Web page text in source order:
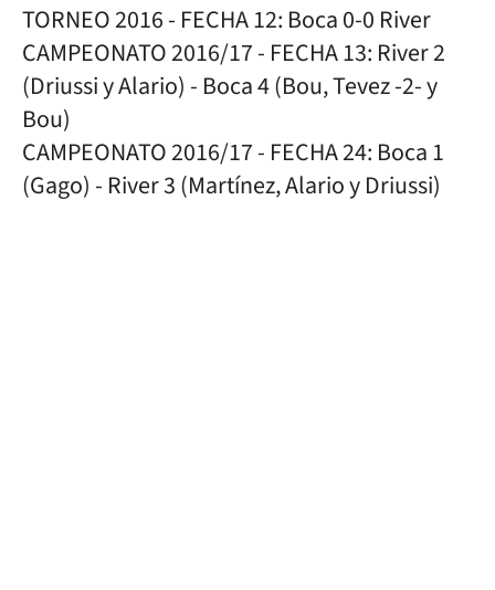
TORNEO 2016 - FECHA 12: Boca 0-0 River
CAMPEONATO 2016/17 - FECHA 13: River 2
(Driussi y Alario) - Boca 4 (Bou, Tevez -2- y
Bou)
CAMPEONATO 2016/17 - FECHA 24: Boca 1
(Gago) - River 3 (Martínez, Alario y Driussi)